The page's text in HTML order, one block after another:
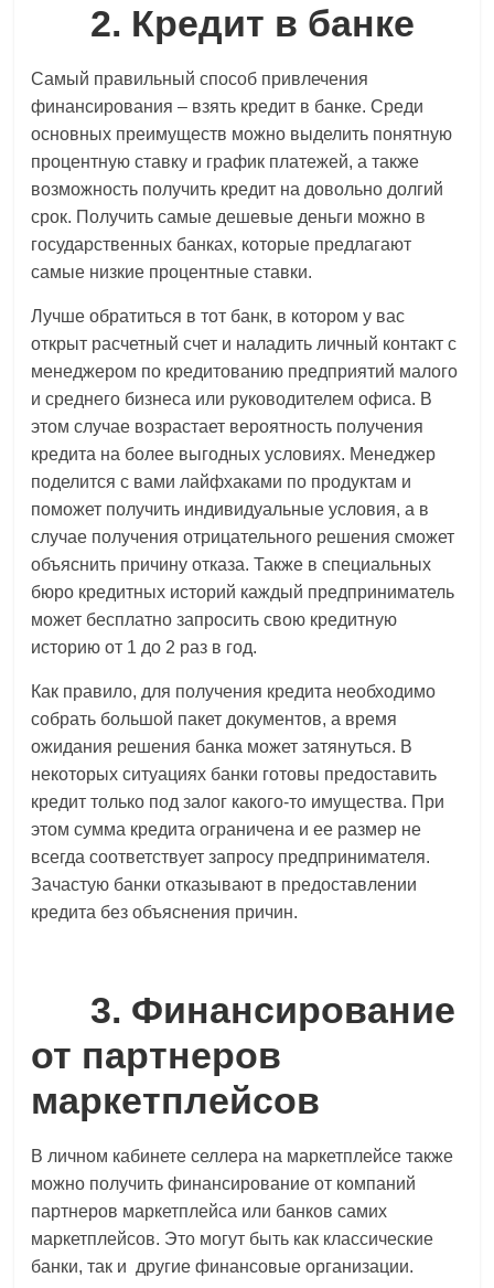
2. Кредит в банке
Самый правильный способ привлечения
финансирования – взять кредит в банке. Среди
основных преимуществ можно выделить понятную
процентную ставку и график платежей, а также
возможность получить кредит на довольно долгий
срок. Получить самые дешевые деньги можно в
государственных банках, которые предлагают
самые низкие процентные ставки.
Лучше обратиться в тот банк, в котором у вас
открыт расчетный счет и наладить личный контакт с
менеджером по кредитованию предприятий малого
и среднего бизнеса или руководителем офиса. В
этом случае возрастает вероятность получения
кредита на более выгодных условиях. Менеджер
поделится с вами лайфхаками по продуктам и
поможет получить индивидуальные условия, а в
случае получения отрицательного решения сможет
объяснить причину отказа. Также в специальных
бюро кредитных историй каждый предприниматель
может бесплатно запросить свою кредитную
историю от 1 до 2 раз в год.
Как правило, для получения кредита необходимо
собрать большой пакет документов, а время
ожидания решения банка может затянуться. В
некоторых ситуациях банки готовы предоставить
кредит только под залог какого-то имущества. При
этом сумма кредита ограничена и ее размер не
всегда соответствует запросу предпринимателя.
Зачастую банки отказывают в предоставлении
кредита без объяснения причин.
3. Финансирование
от партнеров
маркетплейсов
В личном кабинете селлера на маркетплейсе также
можно получить финансирование от компаний
партнеров маркетплейса или банков самих
маркетплейсов. Это могут быть как классические
банки, так и другие финансовые организации.